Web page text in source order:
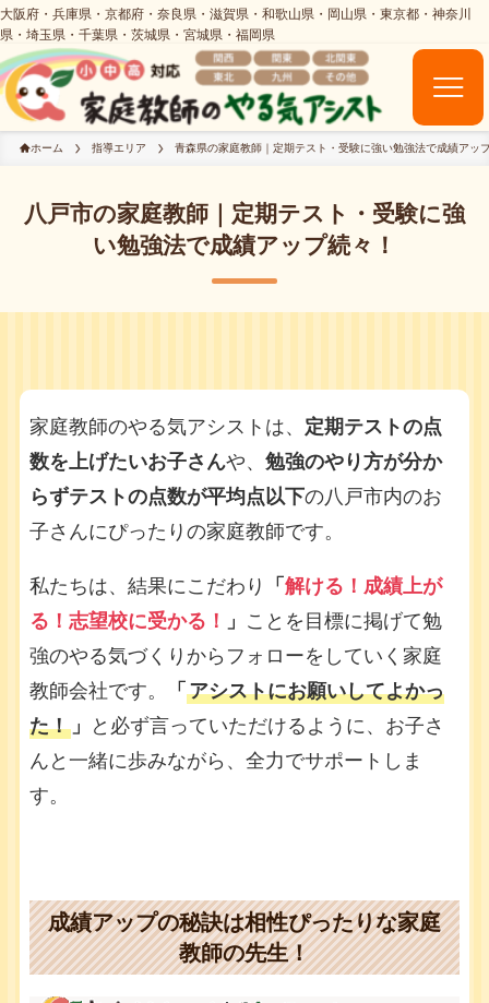
ホーム 指導エリア 青森県の家庭教師｜定期テスト・受験に強い勉強法で成績アッ
八戸市の家庭教師｜定期テスト・受験に強
い勉強法で成績アップ続々！
家庭教師のやる気アシストは、 定期テストの点
数を上げたいお子さんや、 勉強のやり方が分か
らずテストの点数が平均点以下の八戸市内のお
子さんにぴったりの家庭教師です。
私たちは、結果にこだわり 「 解ける！成績上が
る！志望校に受かる！
」 ことを目標に掲げて勉
強のやる気づくりからフォローをしていく家庭
教師会社です。
「 アシストにお願いしてよかっ
た！」
と必ず言っていただけるように、お子さ
んと一緒に歩みながら、全力でサポートしま
す。
成績アップの秘訣は相性ぴったりな家庭
教師の先生！